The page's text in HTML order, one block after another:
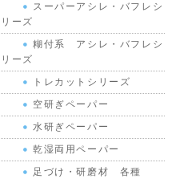
スーパーアシレ・バフレシ
リーズ
糊付系 アシレ・バフレシ
リーズ
トレカットシリーズ
空研ぎペーパー
水研ぎペーパー
乾湿両用ペーパー
足づけ・研磨材 各種